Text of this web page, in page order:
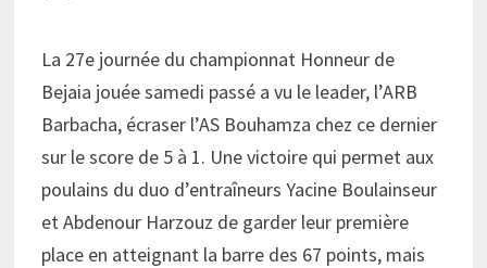
La 27e journée du championnat Honneur de
Bejaia jouée samedi passé a vu le leader, l’ARB
Barbacha, écraser l’AS Bouhamza chez ce dernier
sur le score de 5 à 1. Une victoire qui permet aux
poulains du duo d’entraîneurs Yacine Boulainseur
et Abdenour Harzouz de garder leur première
place en atteignant la barre des 67 points, mais